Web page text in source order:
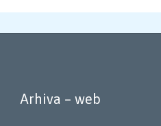
Arhiva – web